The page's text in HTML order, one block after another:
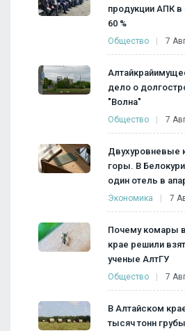
продукции АПК
60 %
Общество 7
дело о
"Волна"
Общество 7
Двухуровневые
горы. В
один отель в
Экономика 7
Почему комары
крае решили
ученые АлтГУ
Общество 7
В Алтайском
тысяч тонн